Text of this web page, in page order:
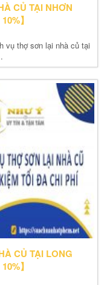
CỦ TẠI NHƠN
】
vụ thợ sơn lại nhà củ tại
CỦ TẠI LONG
】